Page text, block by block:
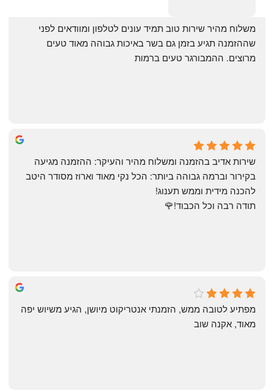
May Azulay
a month ago
מרוצים. ההמבורגר טעים ברמות
michal gottfried
4 months ago
להכנה מידית וממש תענוג!
תודה רבה וכל הכבוד!🌹
מאוד, אקנה שוב